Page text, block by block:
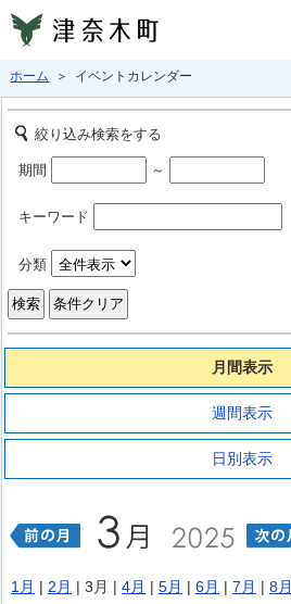
ホーム ＞ イベントカレンダー
絞り込み検索をする
期間 ～
キーワード
分類
月間表示
週間表示
日別表示
1月 | 2月 | 3月 | 4月 | 5月 | 6月 | 7月 | 8月